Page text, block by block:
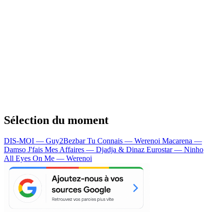
Sélection du moment
DIS-MOI — Guy2BezbarTu Connais — Werenoi Macarena —
Damso J'fais Mes Affaires — Djadja & Dinaz Eurostar — Ninho
All Eyes On Me — Werenoi